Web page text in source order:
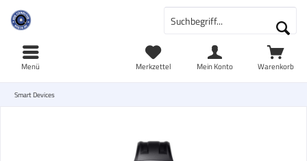
Warenkorb
Merkzettel Mein Konto
Menü
Smart Devices